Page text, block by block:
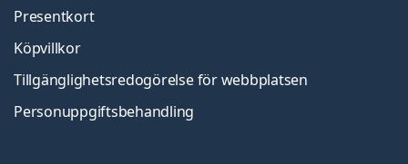
Presentkort
Köpvillkor
Tillgänglighetsredogörelse för webbplatsen
Personuppgiftsbehandling